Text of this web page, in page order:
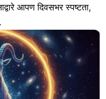
आपण दिवसभर स्पष्टता,